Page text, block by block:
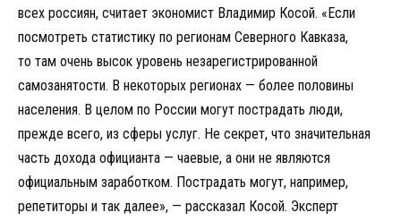
всех россиян, считает экономист Владимир Косой. «Если
посмотреть статистику по регионам Северного Кавказа,
то там очень высок уровень незарегистрированной
самозанятости. В некоторых регионах — более половины
населения. В целом по России могут пострадать люди,
прежде всего, из сферы услуг. Не секрет, что значительная
часть дохода официанта — чаевые, а они не являются
официальным заработком. Пострадать могут, например,
репетиторы и так далее», — рассказал Косой. Эксперт